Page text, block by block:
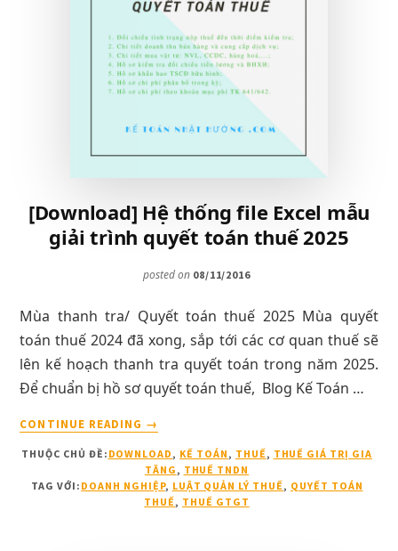
[Download] Hệ thống file Excel mẫu
giải trình quyết toán thuế 2025
posted on 08/11/2016
Mùa thanh tra/ Quyết toán thuế 2025 Mùa quyết
toán thuế 2024 đã xong, sắp tới các cơ quan thuế sẽ
lên kế hoạch thanh tra quyết toán trong năm 2025.
Để chuẩn bị hồ sơ quyết toán thuế, Blog Kế Toán …
CONTINUE READING
VỀ[DOWNLOAD]
THỐNG
FILE
EXCEL
→
THUỘC CHỦ ĐỀ: DOWNLOAD , KẾ TOÁN , THUẾ, THUẾ GIÁ TRỊ GIA
TĂNG , THUẾ TNDN
TAG VỚI: DOANH NGHIỆP, LUẬT QUẢN LÝ THUẾ, QUYẾT TOÁN
THUẾ, THUẾ GTGT